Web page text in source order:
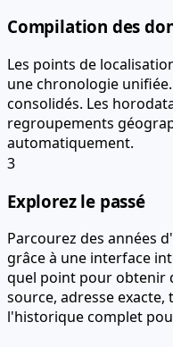
Compilation des
Les points de
une chronologie
consolidés. Les
regroupements
automatiquement.
3
Explorez le passé
Parcourez des années
grâce à une interface
quel point pour obtenir
source, adresse exacte,
l'historique complet